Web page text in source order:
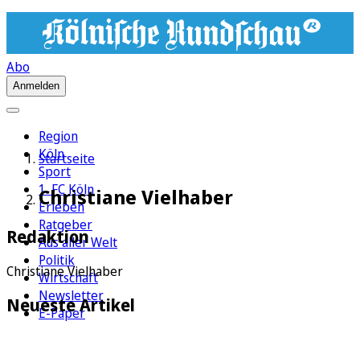
Abo
Anmelden
Region
Köln
Sport
1. FC Köln
Erleben
Ratgeber
Aus aller Welt
Politik
Wirtschaft
Newsletter
E-Paper
Startseite
Christiane Vielhaber
Redaktion
Christiane Vielhaber
Neueste Artikel